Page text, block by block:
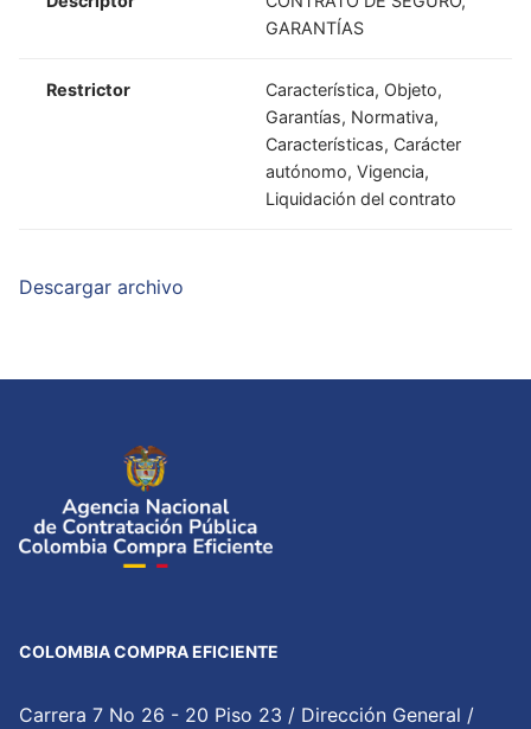
GARANTÍAS
Restrictor
Característica, Objeto,
Garantías, Normativa,
Características, Carácter
autónomo, Vigencia,
Liquidación del contrato
Descargar archivo
COLOMBIA COMPRA EFICIENTE
Carrera 7 No 26 - 20 Piso 23 / Dirección General /